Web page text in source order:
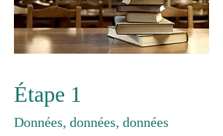
Étape 1
Données, données, données